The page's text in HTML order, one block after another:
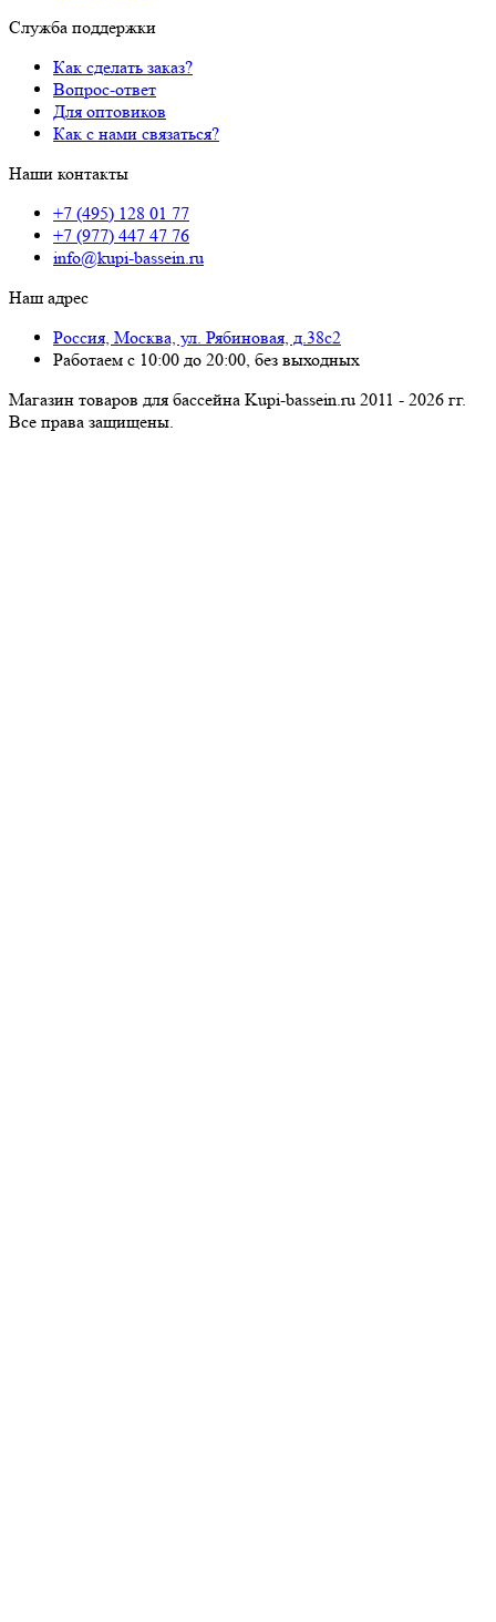
Служба поддержки
Как сделать заказ?
Вопрос-ответ
Для оптовиков
Как с нами связаться?
Наши контакты
+7 (495) 128 01 77
+7 (977) 447 47 76
info@kupi-bassein.ru
Наш адрес
Россия, Москва, ул. Рябиновая, д.38с2
Работаем с 10:00 до 20:00, без выходных
Магазин товаров для бассейна Kupi-bassein.ru 2011 - 2026 гг.
Все пра­ва за­щи­ще­ны.